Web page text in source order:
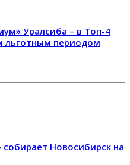
Уралсиба – в Топ-4
льготным периодом
Новосибирск на